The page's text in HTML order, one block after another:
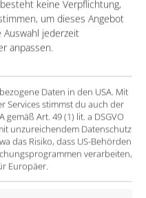
keine Verpflichtung,
um dieses Angebot
jederzeit
anpassen.
Daten in den USA. Mit
Services stimmst du auch der
Art. 49 (1) lit. a DSGVO
unzureichendem Datenschutz
das Risiko, dass US-Behörden
verarbeiten,
Europäer.
of the processes
a future-proof,
Mapping of the
possible architecture
ERP systems in the